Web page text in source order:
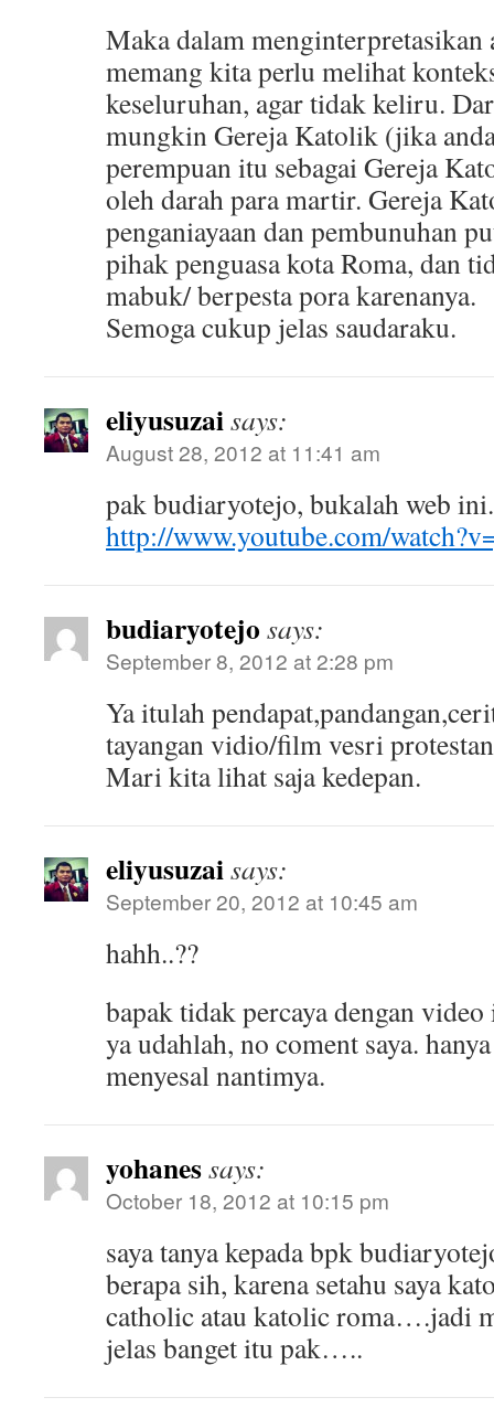
Maka dalam menginterpretasikan
memang kita perlu melihat
keseluruhan, agar tidak keliru.
mungkin Gereja Katolik (jika
perempuan itu sebagai Gereja
oleh darah para martir. Gereja
penganiayaan dan pembunuhan
pihak penguasa kota Roma, dan
mabuk/ berpesta pora karenanya.
Semoga cukup jelas saudaraku.
eliyusuzaisays:
August 28, 2012 at 11:41 am
pak budiaryotejo, bukalah web ini.
http://www.youtube.com/
budiaryotejo says:
September 8, 2012 at 2:28 pm
Ya itulah
tayangan vidio/film vesri
Mari kita lihat saja kedepan.
eliyusuzaisays:
September 20, 2012 at 10:45 am
hahh..??
bapak tidak percaya dengan video
ya udahlah, no coment saya.
menyesal nantimya.
yohanessays:
October 18, 2012 at 10:15 pm
saya tanya kepada bpk
berapa sih, karena setahu saya
catholic atau katolic roma….jadi
jelas banget itu pak…..